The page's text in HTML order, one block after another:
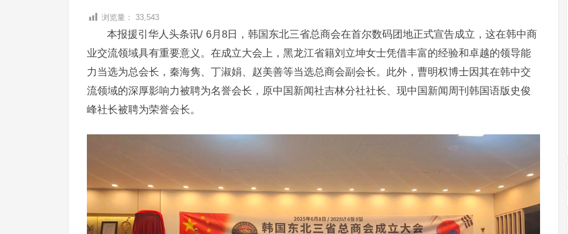
浏览量： 33,543
本报援引华人头条讯/ 6月8日，韩国东北三省总商会在首尔数码团地正式宣告成立，这在韩中商
业交流领域具有重要意义。在成立大会上，黑龙江省籍刘立坤女士凭借丰富的经验和卓越的领导能
力当选为总会长，秦海隽、丁淑娟、赵美善等当选总商会副会长。此外，曹明权博士因其在韩中交
流领域的深厚影响力被聘为名誉会长，原中国新闻社吉林分社社长、现中国新闻周刊韩国语版史俊
峰社长被聘为荣誉会长。